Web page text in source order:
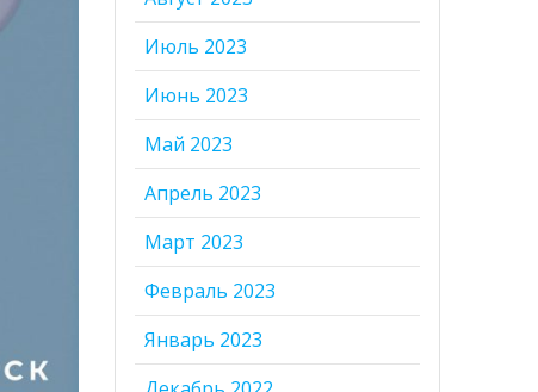
Июль 2023
Июнь 2023
Май 2023
Апрель 2023
Март 2023
Февраль 2023
Январь 2023